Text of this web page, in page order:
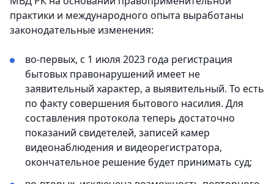
практики и международного опыта выработаны
законодательные изменения:
во-первых, с 1 июля 2023 года регистрация
бытовых правонарушений имеет не
заявительный характер, а выявительный. То есть
по факту совершения бытового насилия. Для
составления протокола теперь достаточно
показаний свидетелей, записей камер
видеонаблюдения и видеорегистратора,
окончательное решение будет принимать суд;